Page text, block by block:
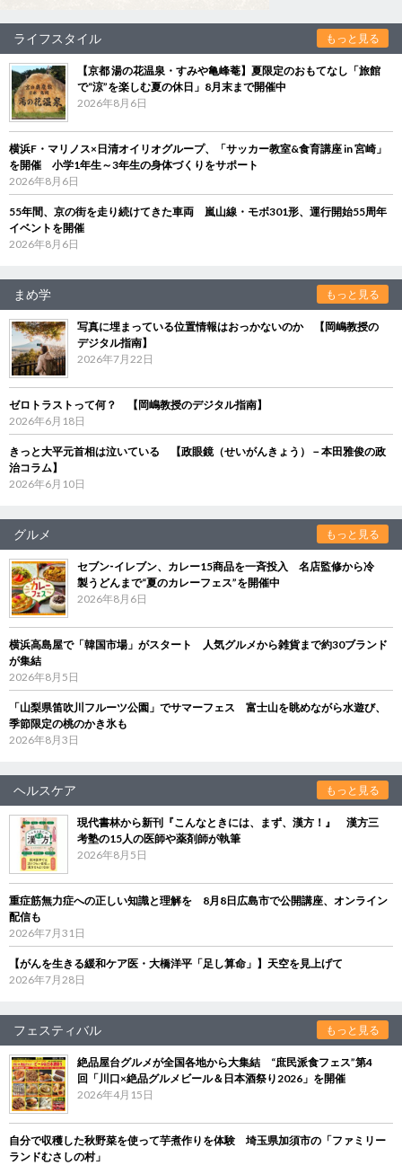
ライフスタイル もっと見る
【京都 湯の花温泉・すみや亀峰菴】夏限定のおもてなし「旅館
で“涼”を楽しむ夏の休日」8月末まで開催中
2026年8月6日
横浜F・マリノス×日清オイリオグループ、「サッカー教室&食育講座 in 宮崎」
を開催 小学1年生～3年生の身体づくりをサポート
2026年8月6日
55年間、京の街を走り続けてきた車両 嵐山線・モボ301形、運行開始55周年
イベントを開催
2026年8月6日
まめ学 もっと見る
写真に埋まっている位置情報はおっかないのか 【岡嶋教授の
デジタル指南】
2026年7月22日
ゼロトラストって何？ 【岡嶋教授のデジタル指南】
2026年6月18日
きっと大平元首相は泣いている 【政眼鏡（せいがんきょう）－本田雅俊の政
治コラム】
2026年6月10日
グルメ もっと見る
セブン‐イレブン、カレー15商品を一斉投入 名店監修から冷
製うどんまで“夏のカレーフェス”を開催中
2026年8月6日
横浜高島屋で「韓国市場」がスタート 人気グルメから雑貨まで約30ブランド
が集結
2026年8月5日
「山梨県笛吹川フルーツ公園」でサマーフェス 富士山を眺めながら水遊び、
季節限定の桃のかき氷も
2026年8月3日
ヘルスケア もっと見る
現代書林から新刊『こんなときには、まず、漢方！』 漢方三
考塾の15人の医師や薬剤師が執筆
2026年8月5日
重症筋無力症への正しい知識と理解を 8月8日広島市で公開講座、オンライン
配信も
2026年7月31日
【がんを生きる緩和ケア医・大橋洋平「足し算命」】天空を見上げて
2026年7月28日
フェスティバル もっと見る
絶品屋台グルメが全国各地から大集結 “庶民派食フェス”第4
回「川口×絶品グルメビール＆日本酒祭り2026」を開催
2026年4月15日
自分で収穫した秋野菜を使って芋煮作りを体験 埼玉県加須市の「ファミリー
ランドむさしの村」